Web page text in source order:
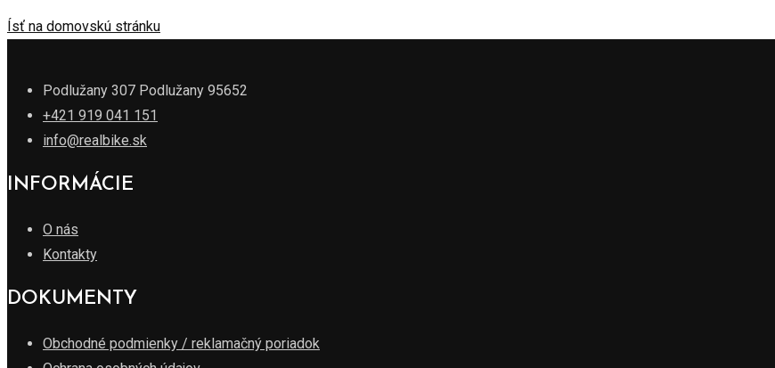
Ísť na domovskú stránku
Podlužany 307 Podlužany 95652
+421 919 041 151
info@realbike.sk
INFORMÁCIE
O nás
Kontakty
DOKUMENTY
Obchodné podmienky / reklamačný poriadok